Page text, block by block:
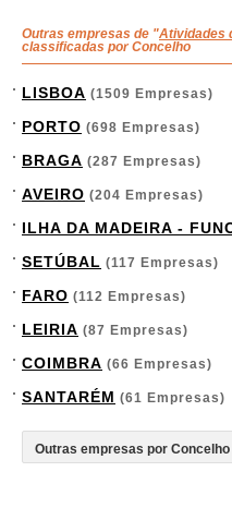
Outras empresas de "Atividades
classificadas por Concelho
LISBOA (1509 Empresas)
PORTO (698 Empresas)
BRAGA (287 Empresas)
AVEIRO (204 Empresas)
ILHA DA MADEIRA -
SETÚBAL (117 Empresas)
FARO (112 Empresas)
LEIRIA (87 Empresas)
COIMBRA (66 Empresas)
SANTARÉM (61 Empresas)